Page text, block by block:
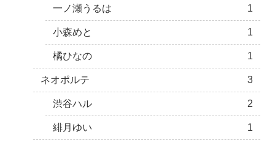
一ノ瀬うるは 1
小森めと 1
橘ひなの 1
ネオポルテ 3
渋谷ハル 2
緋月ゆい 1